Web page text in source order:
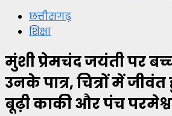
छत्तीसगढ़
शिक्षा
मुंशी प्रेमचंद जयंती पर
उनके पात्र, चित्रों में
बूढ़ी काकी और पंच